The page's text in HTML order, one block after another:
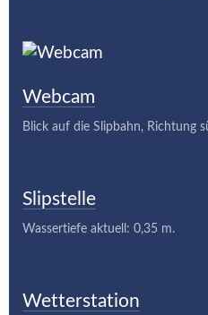
Webcam
Blick auf die Slipbahn, Richtung
Slipstelle
Wassertiefe aktuell: 0,35 m.
Wetterstation